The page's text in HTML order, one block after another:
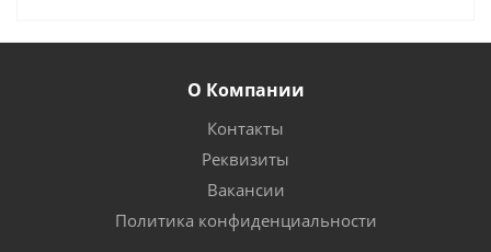
О Компании
Контакты
Реквизиты
Вакансии
Политика конфиденциальности